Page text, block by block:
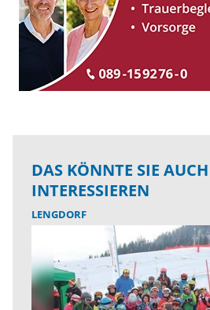
DAS KÖNNTE SIE AUCH
INTERESSIEREN
LENGDORF